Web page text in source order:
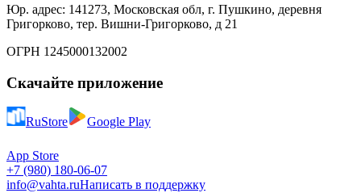
Юр. адрес: 141273, Московская обл, г. Пушкино, деревня
Григорково, тер. Вишни-Григорково, д 21
ОГРН 1245000132002
Скачайте приложение
RuStore Google Play
App Store
+7 (980) 180-06-07
info@vahta.ruНаписать в поддержку